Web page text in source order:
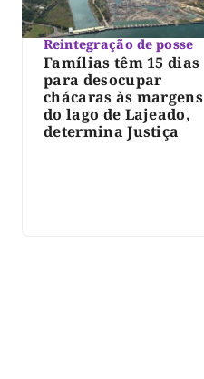
Reintegração de posse
Famílias têm 15 dias
para desocupar
chácaras às margens
do lago de Lajeado,
determina Justiça